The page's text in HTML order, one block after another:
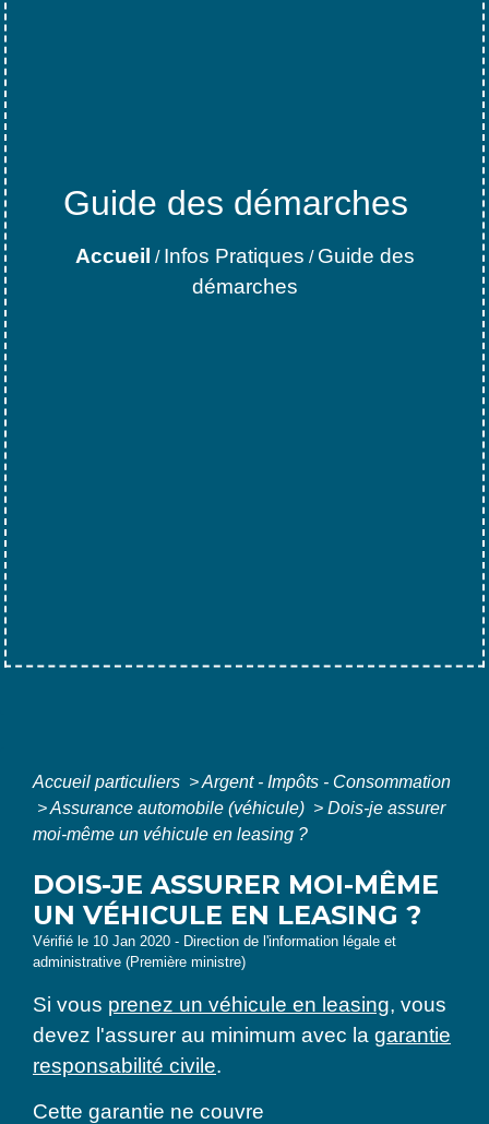
Guide des démarches
Accueil / Infos Pratiques / Guide des
démarches
Accueil particuliers >Argent - Impôts - Consommation
>Assurance automobile (véhicule) > Dois-je assurer
moi-même un véhicule en leasing ?
DOIS-JE ASSURER MOI-MÊME
UN VÉHICULE EN LEASING ?
Vérifié le 10 Jan 2020 - Direction de l'information légale et
administrative (Première ministre)
Si vous prenez un véhicule en leasing, vous
devez l'assurer au minimum avec la garantie
responsabilité civile.
Cette garantie ne couvre